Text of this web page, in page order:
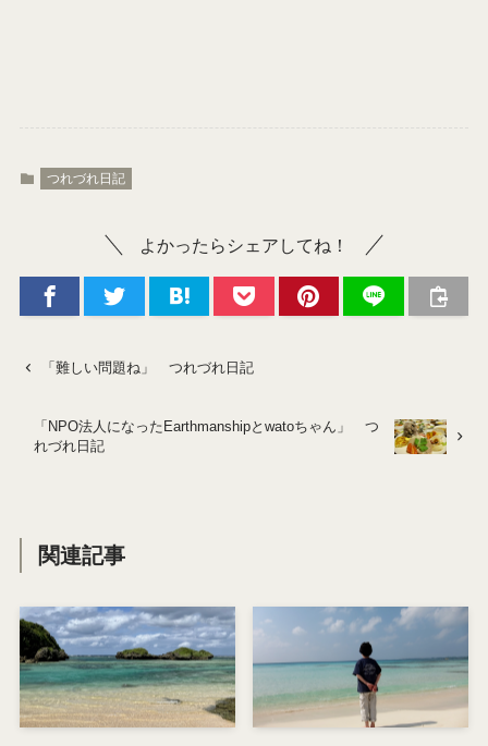
つれづれ日記
よかったらシェアしてね！
「難しい問題ね」 つれづれ日記
「NPO法人になったEarthmanshipとwatoちゃん」 つ
れづれ日記
関連記事